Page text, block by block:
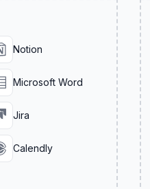
Notion
Microsoft Word
Jira
Calendly